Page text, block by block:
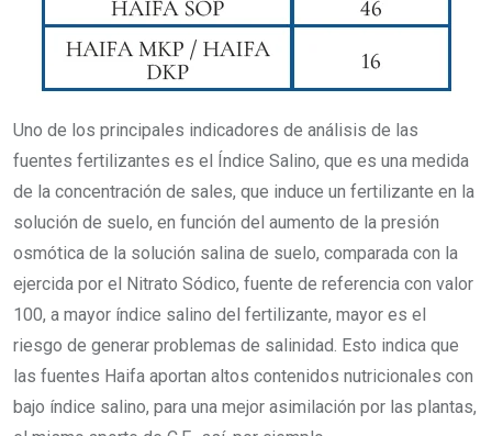
Uno de los principales indicadores de análisis de las
fuentes fertilizantes es el Índice Salino, que es una medida
de la concentración de sales, que induce un fertilizante en la
solución de suelo, en función del aumento de la presión
osmótica de la solución salina de suelo, comparada con la
ejercida por el Nitrato Sódico, fuente de referencia con valor
100, a mayor índice salino del fertilizante, mayor es el
riesgo de generar problemas de salinidad. Esto indica que
las fuentes Haifa aportan altos contenidos nutricionales con
bajo índice salino, para una mejor asimilación por las plantas,